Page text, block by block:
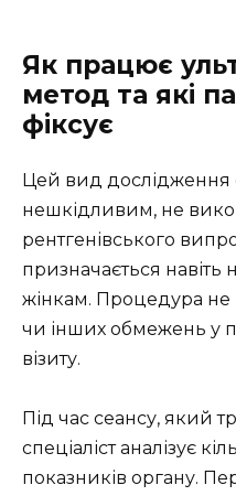
Як працює
метод та які
фіксує
Цей вид дослідження
нешкідливим, не
рентгенівського
призначається навіть
жінкам. Процедура не
чи інших обмежень у
візиту.
Під час сеансу, який
спеціаліст аналізує
показників органу.